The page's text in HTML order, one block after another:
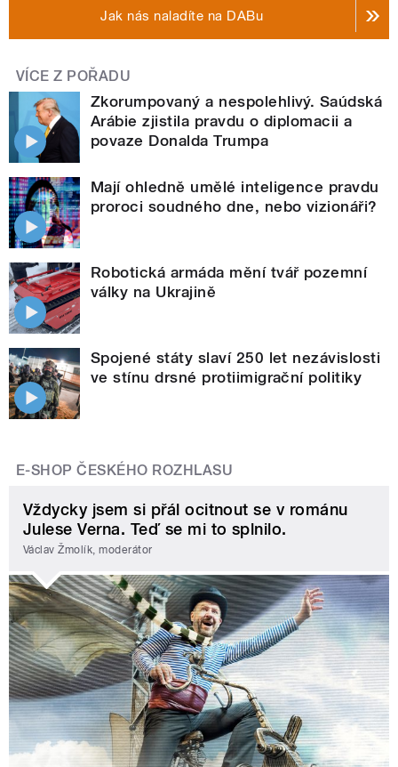
Jak nás naladíte na DABu
VÍCE Z POŘADU
Zkorumpovaný a nespolehlivý. Saúdská
Arábie zjistila pravdu o diplomacii a
povaze Donalda Trumpa
Mají ohledně umělé inteligence pravdu
proroci soudného dne, nebo vizionáři?
Robotická armáda mění tvář pozemní
války na Ukrajině
Spojené státy slaví 250 let nezávislosti
ve stínu drsné protiimigrační politiky
E-SHOP ČESKÉHO ROZHLASU
Vždycky jsem si přál ocitnout se v románu
Julese Verna. Teď se mi to splnilo.
Václav Žmolík, moderátor